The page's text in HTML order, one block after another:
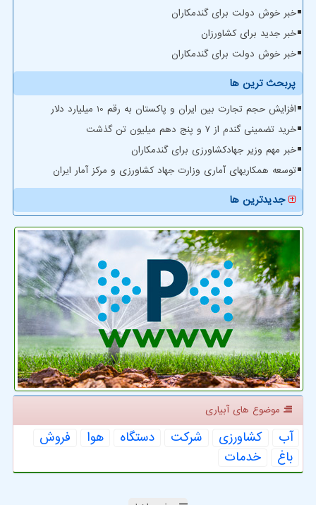
خبر خوش دولت برای گندمکاران
خبر جدید برای کشاورزان
خبر خوش دولت برای گندمکاران
پربحث ترین ها
افزایش حجم تجارت بین ایران و پاکستان به رقم 10 میلیارد دلار
خرید تضمینی گندم از ۷ و پنج دهم میلیون تن گذشت
خبر مهم وزیر جهادکشاورزی برای گندمکاران
توسعه همکاریهای آماری وزارت جهاد کشاورزی و مرکز آمار ایران
جدیدترین ها
موضوع های آبیاری
آب كشاورزی شركت دستگاه هوا
فروش
باغ
خدمات